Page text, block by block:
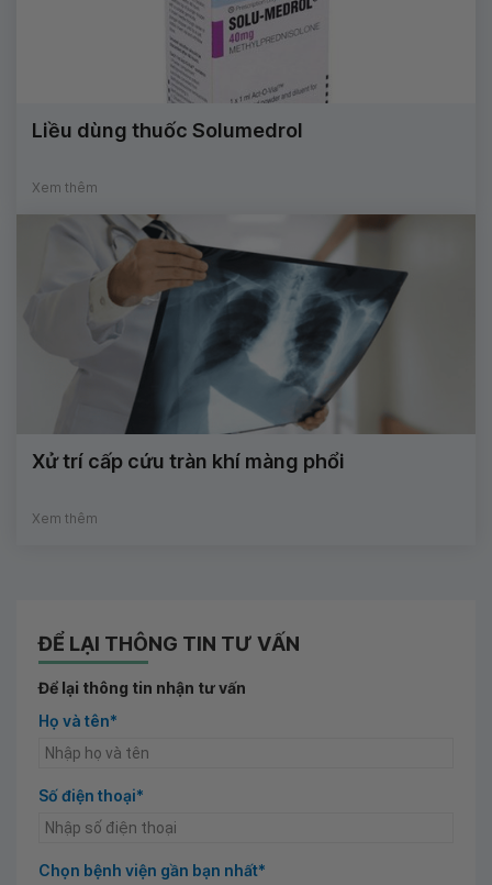
Liều dùng thuốc Solumedrol
Xem thêm
Xử trí cấp cứu tràn khí màng phổi
Xem thêm
ĐỂ LẠI THÔNG TIN TƯ VẤN
Để lại thông tin nhận tư vấn
Họ và tên*
Số điện thoại*
Chọn bệnh viện gần bạn nhất*